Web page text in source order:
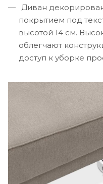
Диван
покрытием под
высотой 14 см.
облегчают
доступ к уборке